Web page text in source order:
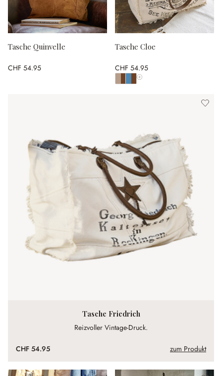
Tasche Quinvelle
CHF 54.95
Tasche Cloe
CHF 54.95
Alle Farben anzeigen
Tasche Friedrich
Reizvoller Vintage-Druck.
CHF 54.95 zum Produkt